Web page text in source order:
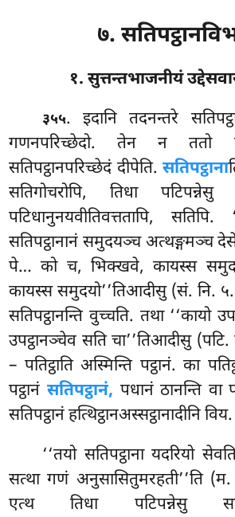
७.
१. सुत्तन्तभाजनीयं
३५५. इदानितदनन्तरे
गणनपरिच्छेदो. तेन न ततो
सतिपट्ठानपरिच्छेदं दीपेति. सतिपट्ठाना
सतिगोचरोपि, तिधा
पटिधानुनयवीतिवत्ततापि,
सतिपट्ठानानं समुदयञ्च अत्थङ्गमञ्च
पे… को च, भिक्खवे, कायस्स
कायस्स समुदयो’’तिआदीसु (सं. नि.
सतिपट्ठानन्ति वुच्चति. तथा ‘‘कायो
उपट्ठानञ्चेव सति चा’’तिआदीसु
– पतिट्ठाति अस्मिन्ति पट्ठानं. का
पट्ठानं सतिपट्ठानं, पधानं ठानन्ति वा
सतिपट्ठानं हत्थिट्ठानअस्सट्ठानादीनि विय.
‘‘तयो सतिपट्ठाना यदरियो
सत्था गणं अनुसासितुमरहती’’ति
एत्थ तिधा पटिपन्नेसु